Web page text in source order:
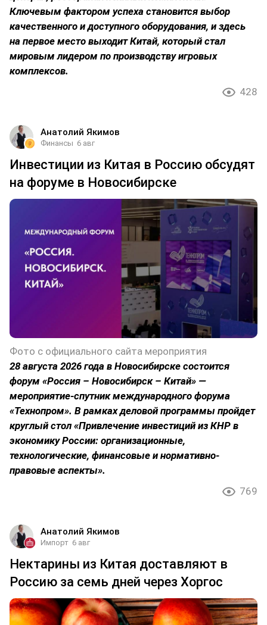
Ключевым фактором успеха становится выбор
качественного и доступного оборудования, и здесь
на первое место выходит Китай, который стал
мировым лидером по производству игровых
комплексов.
428
Анатолий Якимов
Финансы 6 авг
Инвестиции из Китая в Россию обсудят
на форуме в Новосибирске
Фото с официального сайта мероприятия
28 августа 2026 года в Новосибирске состоится
форум «Россия – Новосибирск – Китай» —
мероприятие-спутник международного форума
«Технопром». В рамках деловой программы пройдет
круглый стол «Привлечение инвестиций из КНР в
экономику России: организационные,
технологические, финансовые и нормативно-
правовые аспекты».
769
Анатолий Якимов
Импорт 6 авг
Нектарины из Китая доставляют в
Россию за семь дней через Хоргос